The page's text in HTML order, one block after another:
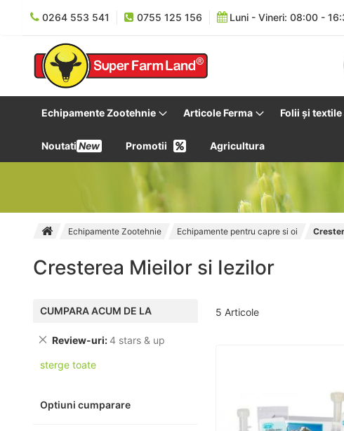
0264 553 541 0755 125 156 Luni - Vineri: 08:00 -
Echipamente Zootehnie Articole Ferma Folii și
Noutati New Promotii Agricultura
Echipamente Zootehnie Echipamente pentru capre si oi
Cresterea Mieilor si Iezilor
5 Articole
CUMPARA ACUM DE LA
Review-uri 4 stars & up
sterge toate
Optiuni cumparare